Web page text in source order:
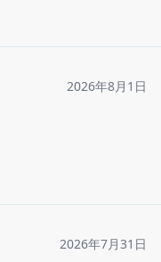
2026年8月1日
2026年7月31日